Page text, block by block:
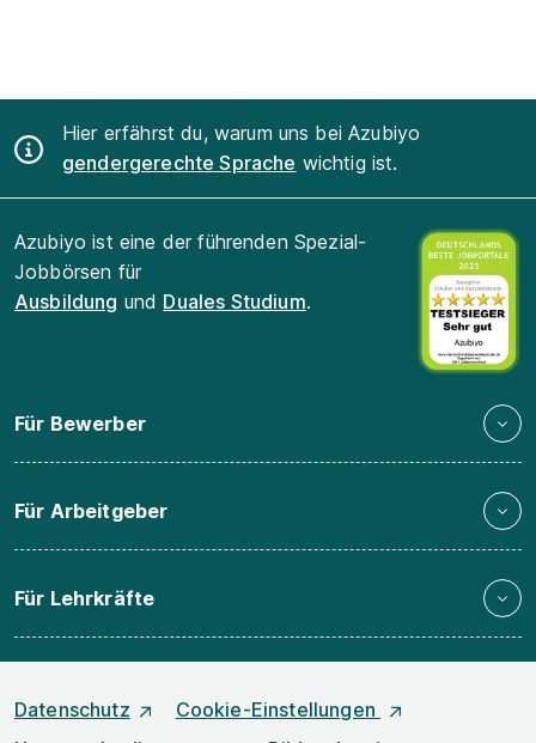
Hier erfährst du, warum uns bei Azubiyo
gendergerechte Sprache wichtig ist.
Azubiyo ist eine der führenden Spezial-
Jobbörsen für
Ausbildung und Duales Studium.
Für Bewerber
Für Arbeitgeber
Für Lehrkräfte
Datenschutz
Cookie-Einstellungen